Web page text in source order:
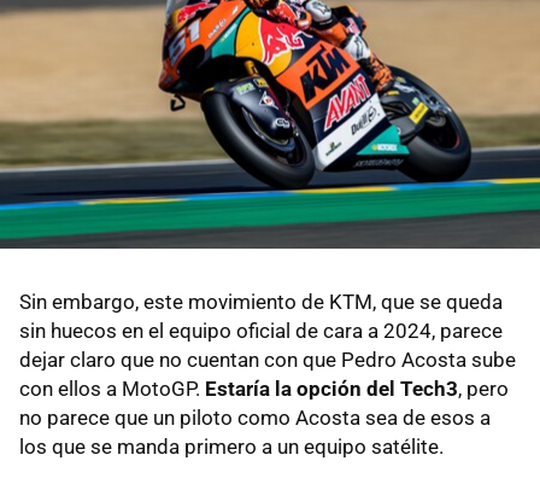
Sin embargo, este movimiento de KTM, que se queda
sin huecos en el equipo oficial de cara a 2024, parece
dejar claro que no cuentan con que Pedro Acosta sube
con ellos a MotoGP. Estaría la opción del Tech3, pero
no parece que un piloto como Acosta sea de esos a
los que se manda primero a un equipo satélite.